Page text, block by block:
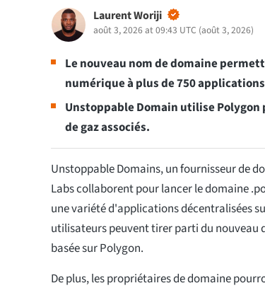
Laurent Woriji
août 3, 2026 at 09:43 UTC (août 3, 2026)
Le nouveau nom de domaine
numérique à plus de 750
Unstoppable Domain utilise
de gaz associés.
Unstoppable Domains, un fournisseur de
Labs collaborent pour lancer le domaine
une variété d'applications décentralisées
utilisateurs peuvent tirer parti du nouveau
basée sur Polygon.
De plus, les propriétaires de domaine